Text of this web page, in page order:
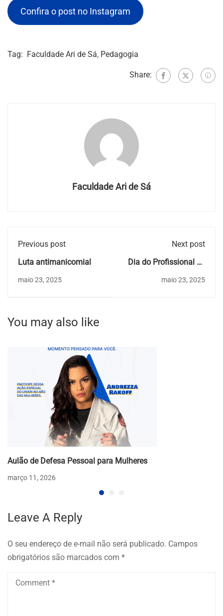
Confira o post no Instagram
Tag: Faculdade Ari de Sá, Pedagogia
Share:
Faculdade Ari de Sá
Previous post
Luta antimanicomial
maio 23, 2025
Next post
Dia do Profissional de
maio 23, 2025
You may also like
Aulão de Defesa Pessoal para Mulheres
março 11, 2026
Leave A Reply
O seu endereço de e-mail não será publicado. Campos
obrigatórios são marcados com *